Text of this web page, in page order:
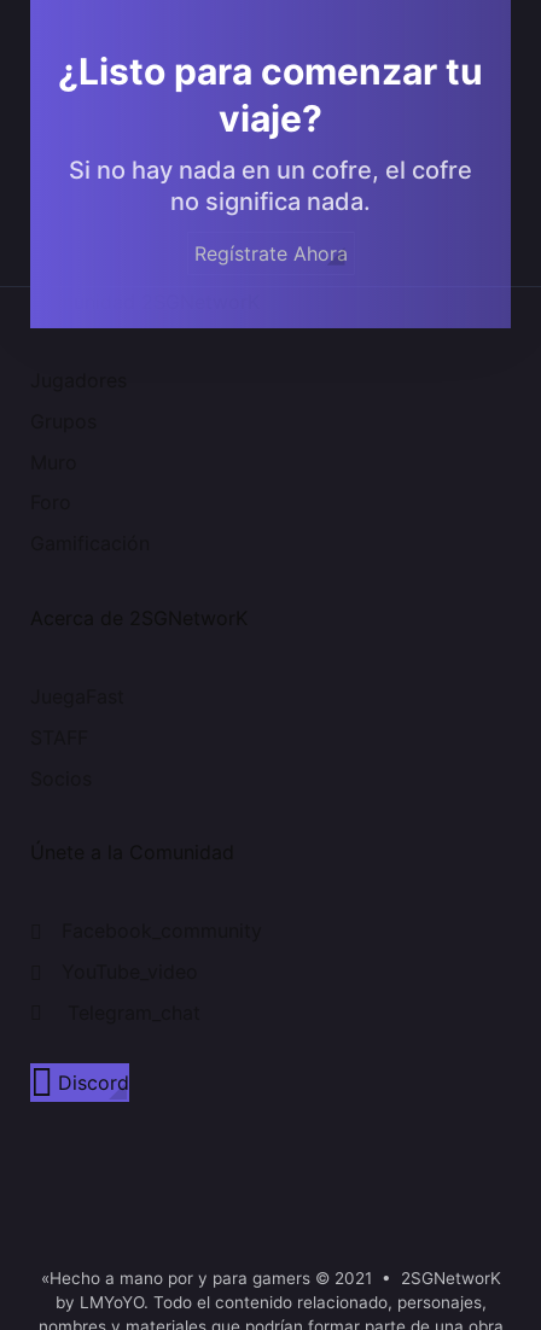
¿Listo para comenzar tu
viaje?
Si no hay nada en un cofre, el cofre
no significa nada.
Regístrate Ahora
Discord
«Hecho a mano por y para gamers © 2021 • 2SGNetworK
by LMYoYO. Todo el contenido relacionado, personajes,